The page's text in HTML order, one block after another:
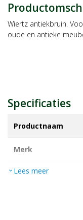
Wiertz antiekbruin.
oude en antieke
Specificaties
Productnaam
Merk
EAN
expand_more Lees meer